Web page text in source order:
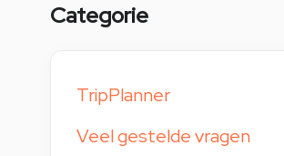
Categorie
TripPlanner
Veel gestelde vragen